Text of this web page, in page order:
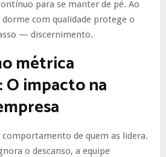
para se manter de pé. Ao
com qualidade protege o
— discernimento.
métrica
impacto na
de quem as lidera.
o descanso, a equipe